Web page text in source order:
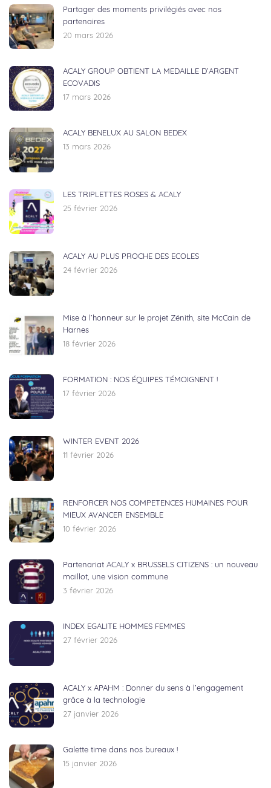
Partager des moments privilégiés avec nos
partenaires
20 mars 2026
ACALY GROUP OBTIENT LA MEDAILLE D’ARGENT
ECOVADIS
17 mars 2026
ACALY BENELUX AU SALON BEDEX
13 mars 2026
LES TRIPLETTES ROSES & ACALY
25 février 2026
ACALY AU PLUS PROCHE DES ECOLES
24 février 2026
Mise à l’honneur sur le projet Zénith, site McCain de
Harnes
18 février 2026
FORMATION : NOS ÉQUIPES TÉMOIGNENT !
17 février 2026
WINTER EVENT 2026
11 février 2026
RENFORCER NOS COMPETENCES HUMAINES POUR
MIEUX AVANCER ENSEMBLE
10 février 2026
Partenariat ACALY x BRUSSELS CITIZENS : un nouveau
maillot, une vision commune
3 février 2026
INDEX EGALITE HOMMES FEMMES
27 février 2026
ACALY x APAHM : Donner du sens à l’engagement
grâce à la technologie
27 janvier 2026
Galette time dans nos bureaux !
15 janvier 2026